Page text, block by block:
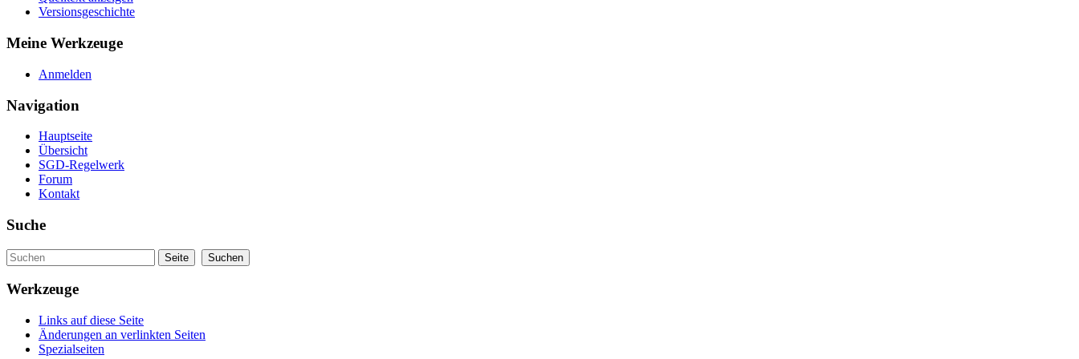
Versionsgeschichte
Meine Werkzeuge
Anmelden
Navigation
Hauptseite
Übersicht
SGD-Regelwerk
Forum
Kontakt
Suche
Werkzeuge
Links auf diese Seite
Änderungen an verlinkten Seiten
Spezialseiten